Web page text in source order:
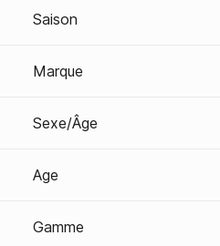
Saison
Marque
Sexe/Âge
Age
Gamme